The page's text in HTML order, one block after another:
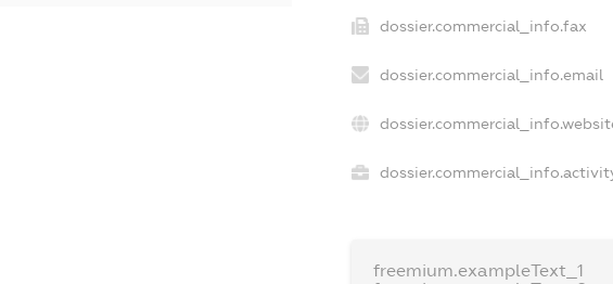
dossier.commercial_info.fax
dossier.commercial_info.email
freemium.exampleText_1